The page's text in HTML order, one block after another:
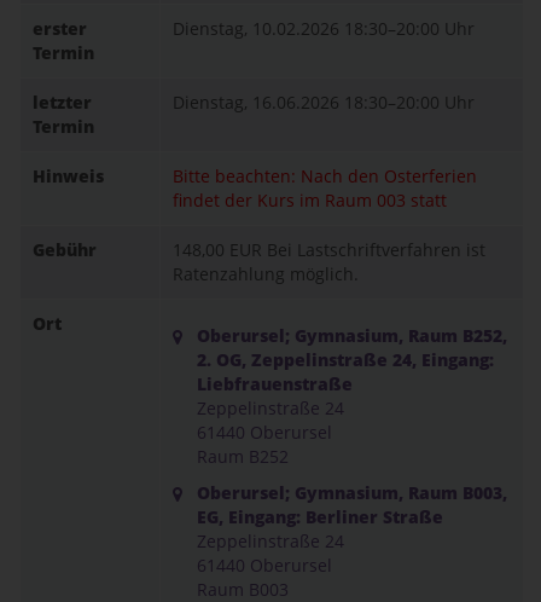
erster
Termin
Dienstag, 10.02.2026 18:30–20:00 Uhr
letzter
Termin
Dienstag, 16.06.2026 18:30–20:00 Uhr
Hinweis
Bitte beachten: Nach den Osterferien
findet der Kurs im Raum 003 statt
Gebühr 148,00 EUR Bei Lastschriftverfahren ist
Ratenzahlung möglich.
Ort
Oberursel; Gymnasium, Raum B252,
2. OG, Zeppelinstraße 24, Eingang:
Liebfrauenstraße
Zeppelinstraße 24
61440 Oberursel
Raum B252
Oberursel; Gymnasium, Raum B003,
EG, Eingang: Berliner Straße
Zeppelinstraße 24
61440 Oberursel
Raum B003